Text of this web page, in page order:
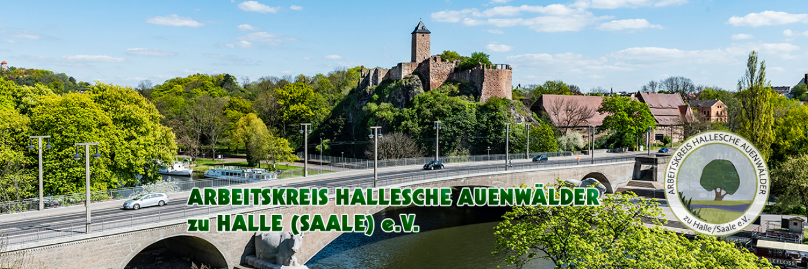
Arbeitskreis
Hallesche
Auenwälder
zu
Halle